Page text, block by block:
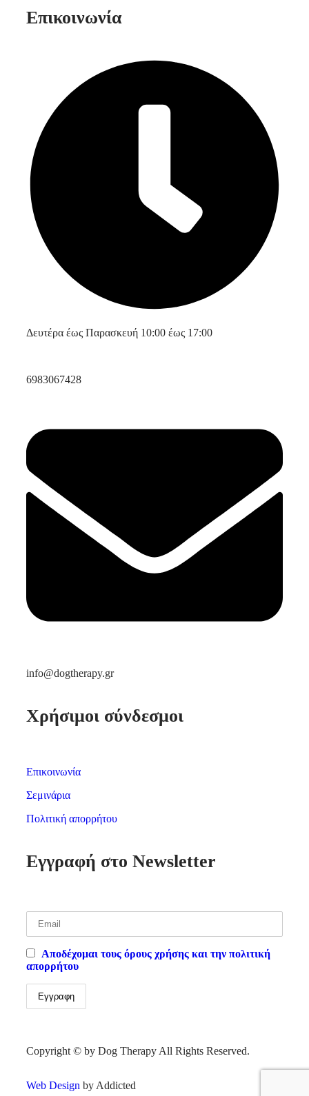
Επικοινωνία
Δευτέρα έως Παρασκευή 10:00 έως 17:00
6983067428
info@dogtherapy.gr
Χρήσιμοι σύνδεσμοι
Επικοινωνία
Σεμινάρια
Πολιτική απορρήτου
Εγγραφή στο Newsletter
Αποδέχομαι τους όρους χρήσης και την πολιτική
απορρήτου
Εγγραφη
Copyright © by Dog TherapyAll Rights Reserved.
Web Design by Addicted